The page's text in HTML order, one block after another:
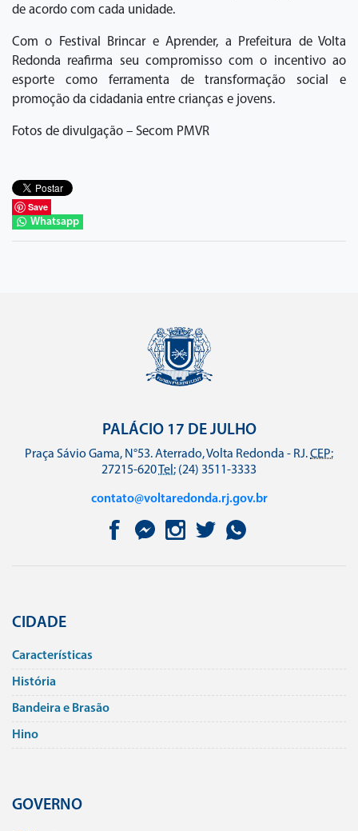
de acordo com cada unidade.
Com o Festival Brincar e Aprender, a Prefeitura de Volta
Redonda reafirma seu compromisso com o incentivo ao
esporte como ferramenta de transformação social e
promoção da cidadania entre crianças e jovens.
Fotos de divulgação – Secom PMVR
Save
Whatsapp
PALÁCIO 17 DE JULHO
Praça Sávio Gama, N°53. Aterrado, Volta Redonda - RJ.CEP:
27215-620Tel: (24) 3511-3333
contato@voltaredonda.rj.gov.br
CIDADE
Caracterí­sticas
História
Bandeira e Brasão
Hino
GOVERNO